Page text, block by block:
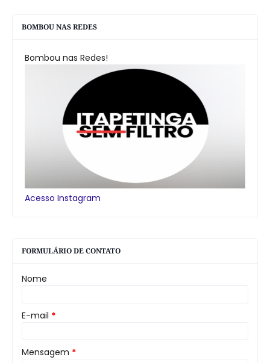
BOMBOU NAS REDES
Bombou nas Redes!
Acesso Instagram
FORMULÁRIO DE CONTATO
Nome
E-mail *
Mensagem *